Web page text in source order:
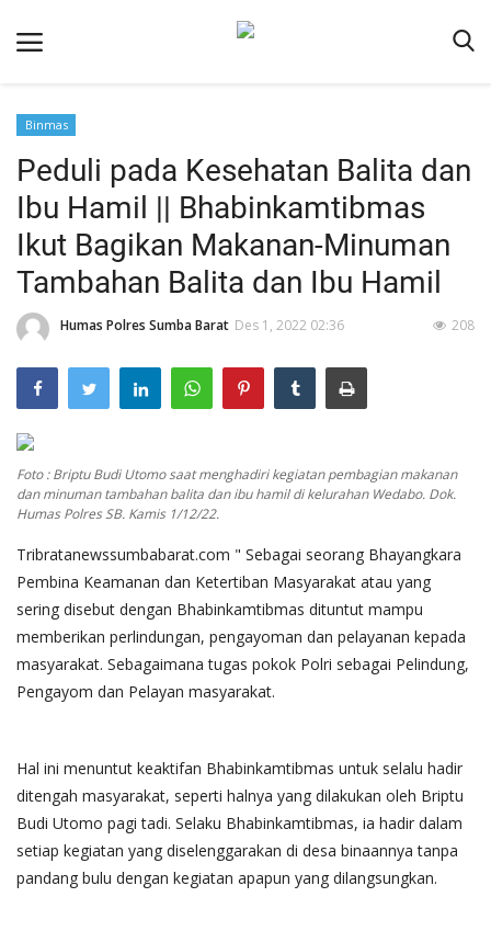
Redaksi
Binkam
Giat Ops
Polisi Kita
Binmas
Peduli pada Kesehatan Balita dan
Ibu Hamil || Bhabinkamtibmas
Ikut Bagikan Makanan-Minuman
Tambahan Balita dan Ibu Hamil
Humas Polres Sumba Barat Des 1, 2022 02:36 208
Foto : Briptu Budi Utomo saat menghadiri kegiatan pembagian makanan
dan minuman tambahan balita dan ibu hamil di kelurahan Wedabo. Dok.
Humas Polres SB. Kamis 1/12/22.
Tribratanewssumbabarat.com " Sebagai seorang Bhayangkara
Pembina Keamanan dan Ketertiban Masyarakat atau yang
sering disebut dengan Bhabinkamtibmas dituntut mampu
memberikan perlindungan, pengayoman dan pelayanan kepada
masyarakat. Sebagaimana tugas pokok Polri sebagai Pelindung,
Pengayom dan Pelayan masyarakat.
Hal ini menuntut keaktifan Bhabinkamtibmas untuk selalu hadir
ditengah masyarakat, seperti halnya yang dilakukan oleh Briptu
Budi Utomo pagi tadi. Selaku Bhabinkamtibmas, ia hadir dalam
setiap kegiatan yang diselenggarakan di desa binaannya tanpa
pandang bulu dengan kegiatan apapun yang dilangsungkan.